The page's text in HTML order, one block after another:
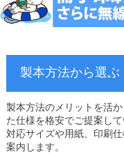
製本方法から選ぶ
製本方法のメリットを活
た仕様を格安でご提案して
対応サイズや用紙、印刷
案内します。